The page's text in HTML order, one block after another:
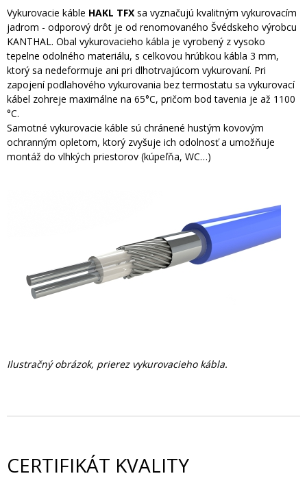
Vykurovacie káble HAKL TFX sa vyznačujú kvalitným vykurovacím
jadrom - odporový drôt je od renomovaného Švédskeho výrobcu
KANTHAL. Obal vykurovacieho kábla je vyrobený z vysoko
tepelne odolného materiálu, s celkovou hrúbkou kábla 3 mm,
ktorý sa nedeformuje ani pri dlhotrvajúcom vykurovaní. Pri
zapojení podlahového vykurovania bez termostatu sa vykurovací
kábel zohreje maximálne na 65°C, pričom bod tavenia je až 1100
°C.
Samotné vykurovacie káble sú chránené hustým kovovým
ochranným opletom, ktorý zvyšuje ich odolnosť a umožňuje
montáž do vlhkých priestorov (kúpeľňa, WC…)
Ilustračný obrázok, prierez vykurovacieho kábla.
CERTIFIKÁT KVALITY